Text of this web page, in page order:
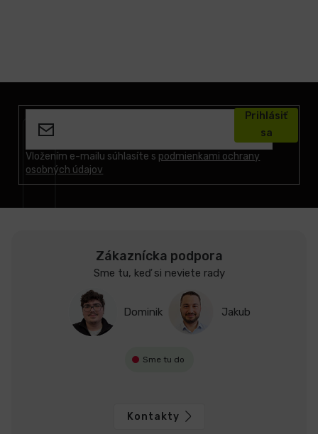
Vložením e-mailu súhlasíte s podmienkami ochrany
osobných údajov
Prihlásiť
sa
Zákaznícka podpora
Sme tu, keď si neviete rady
Dominik Jakub
Sme tu do
Kontakty